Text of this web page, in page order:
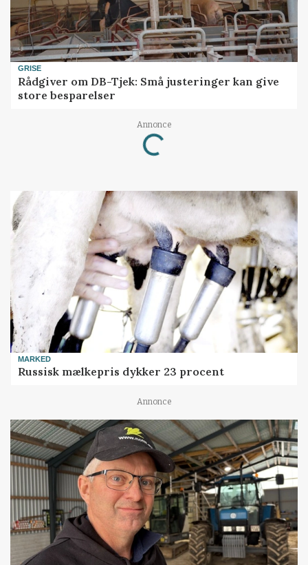
GRISE
Rådgiver om DB-Tjek: Små justeringer kan give
store besparelser
Annonce
Loading...
MARKED
Russisk mælkepris dykker 23 procent
Annonce